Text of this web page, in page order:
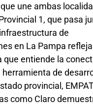
une ambas
1, que pasa
de
en La Pampa
que entiende la
herramienta de
provincial,
como Claro